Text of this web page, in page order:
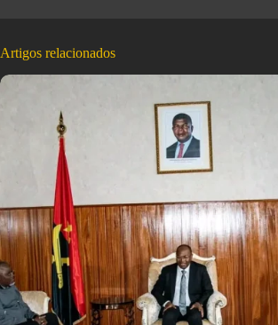
Artigos relacionados